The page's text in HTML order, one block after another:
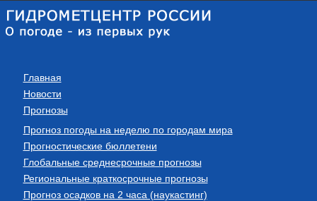
Главная
Новости
Прогнозы
Прогноз погоды на неделю по городам мира
Прогностические бюллетени
Глобальные среднесрочные прогнозы
Региональные краткосрочные прогнозы
Прогноз осадков на 2 часа (наукастинг)